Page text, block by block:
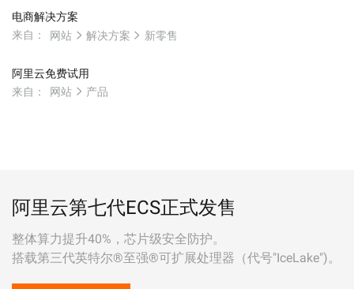
电商解决方案
来自：
网站 解决方案 新零售
阿里云免费试用
来自：
网站 产品
阿里云第七代ECS正式发售
整体算力提升40%，芯片级安全防护。
搭载第三代英特尔®至强®可扩展处理器（代号"IceLake")。